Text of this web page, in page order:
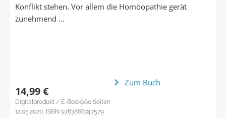
Konflikt stehen. Vor allem die Homöopathie gerät
zunehmend ...
14,99 €
Digitalprodukt / E-Book160 Seiten
12.05.2020
ISBN 9783866747579
Zum Buch